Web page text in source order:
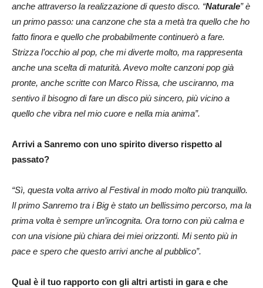
anche attraverso la realizzazione di questo disco. “Naturale” è
un primo passo: una canzone che sta a metà tra quello che ho
fatto finora e quello che probabilmente continuerò a fare.
Strizza l’occhio al pop, che mi diverte molto, ma rappresenta
anche una scelta di maturità. Avevo molte canzoni pop già
pronte, anche scritte con Marco Rissa, che usciranno, ma
sentivo il bisogno di fare un disco più sincero, più vicino a
quello che vibra nel mio cuore e nella mia anima”.
Arrivi a Sanremo con uno spirito diverso rispetto al
passato?
“Sì, questa volta arrivo al Festival in modo molto più tranquillo.
Il primo Sanremo tra i Big è stato un bellissimo percorso, ma la
prima volta è sempre un’incognita. Ora torno con più calma e
con una visione più chiara dei miei orizzonti. Mi sento più in
pace e spero che questo arrivi anche al pubblico”.
Qual è il tuo rapporto con gli altri artisti in gara e che